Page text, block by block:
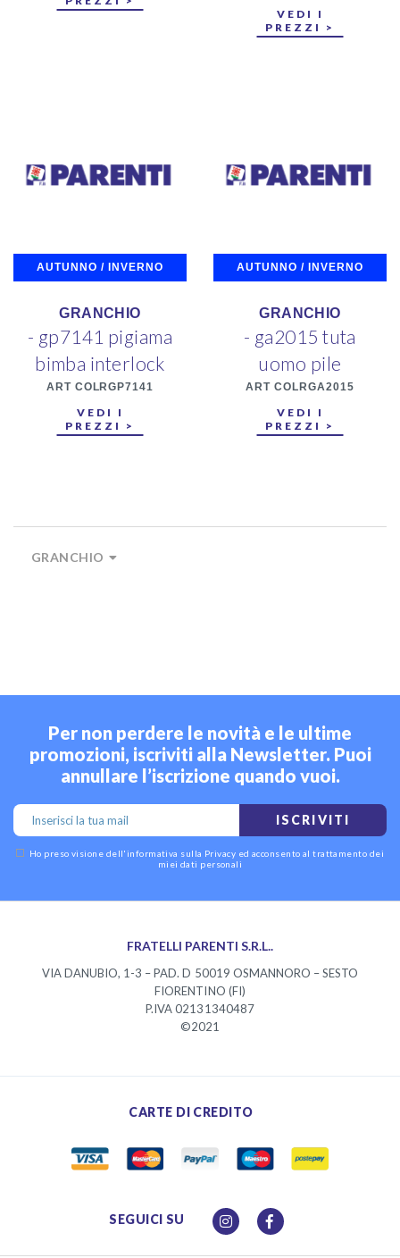
VEDI I
PREZZI >
AUTUNNO / INVERNO
GRANCHIO
- gp7141 pigiama
bimba interlock
ART COLRGP7141
VEDI I
PREZZI >
AUTUNNO / INVERNO
GRANCHIO
- ga2015 tuta
uomo pile
ART COLRGA2015
VEDI I
PREZZI >
GRANCHIO
Per non perdere le novità e le ultime
promozioni, iscriviti alla Newsletter. Puoi
annullare l’iscrizione quando vuoi.
ISCRIVITI
Ho preso visione dell'informativa sulla Privacy ed acconsento al trattamento dei
miei dati personali
FRATELLI PARENTI S.R.L..
VIA DANUBIO, 1-3 – PAD. D 50019 OSMANNORO – SESTO
FIORENTINO (FI)
P.IVA 02131340487
©2021
CARTE DI CREDITO
SEGUICI SU